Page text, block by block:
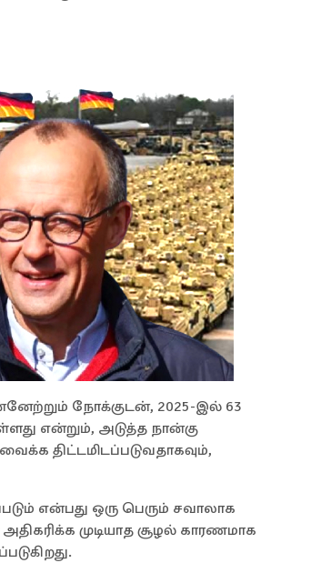
நோக்குடன், 2025-இல் 63
என்றும், அடுத்த நான்கு
திட்டமிடப்படுவதாகவும்,
என்பது ஒரு பெரும் சவாலாக
முடியாத சூழல் காரணமாக